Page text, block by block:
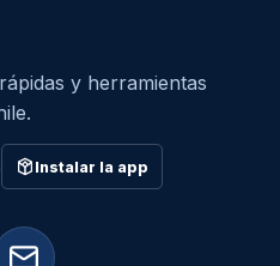
y herramientas
Instalar la app